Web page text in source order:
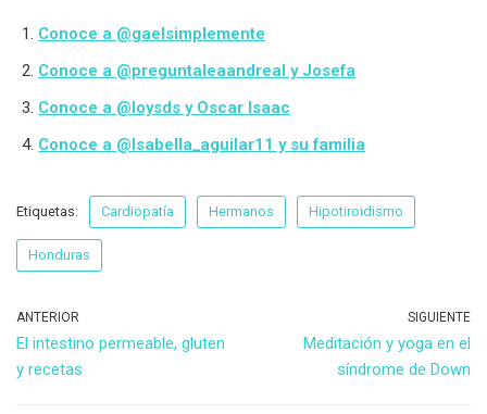
Conoce a @gaelsimplemente
Conoce a @preguntaleaandreal y Josefa
Conoce a @loysds y Oscar Isaac
Conoce a @Isabella_aguilar11 y su familia
Etiquetas: Cardiopatía Hermanos Hipotiroidismo
Honduras
ANTERIOR
El intestino permeable, gluten
y recetas
SIGUIENTE
Meditación y yoga en el
síndrome de Down